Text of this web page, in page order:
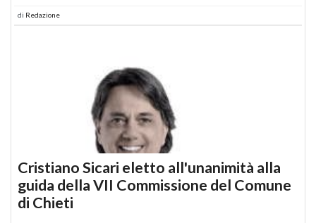
di Redazione
Cristiano Sicari eletto all'unanimità alla
guida della VII Commissione del Comune
di Chieti